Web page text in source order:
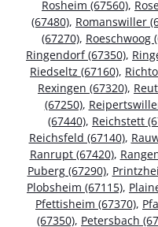
Rosheim (67560),
(67480), Romanswiller
(67270), Roeschwoog
Ringendorf (67350),
Riedseltz (67160),
Rexingen (67320),
(67250),
(67440), Reichstett
Reichsfeld (67140),
Ranrupt (67420),
Puberg (67290),
Plobsheim (67115),
Pfettisheim (67370),
(67350), Petersbach